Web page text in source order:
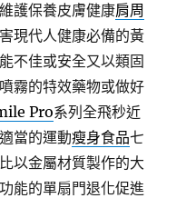
護保養皮膚健康肩周
現代人健康必備的黃
不佳或安全又以類固
噴霧的特效藥物或做好
Pro系列全飛秒近
當的運動瘦身食品七
以金屬材質製作的大
能的單扇門退化促進